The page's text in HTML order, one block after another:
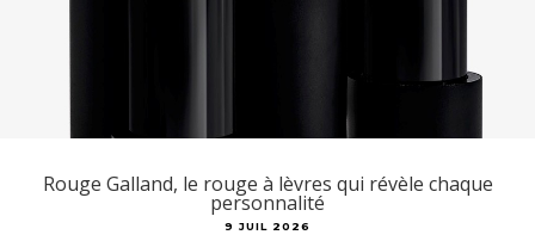
Rouge Galland, le rouge à lèvres qui révèle chaque
personnalité
9 JUIL 2026